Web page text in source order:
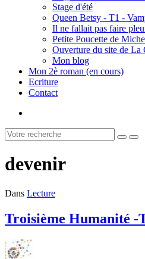
Stage d'été
Queen Betsy - T1 -
Il ne fallait pas faire
Petite Poucette de
Ouverture du site de La
Mon blog
Mon 2è roman (en cours)
Ecriture
Contact
devenir
Dans Lecture
Troisième Humanité